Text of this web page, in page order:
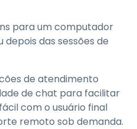
para um computador
das sessões de
de atendimento
de chat para facilitar
com o usuário final
remoto sob demanda.